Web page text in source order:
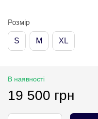
Розмір
S M XL
В наявності
19 500 грн